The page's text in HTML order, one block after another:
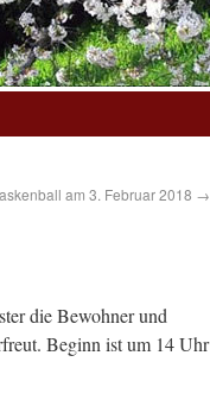
am 3. Februar 2018 →
die Bewohner und
Beginn ist um 14 Uhr